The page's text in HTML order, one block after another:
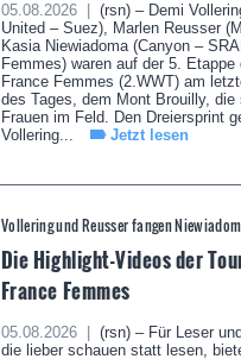
05.08.2026 |
(rsn) – Demi
United – Suez), Marlen Reusser
Kasia Niewiadoma (Canyon –
Femmes) waren auf der 5. Etappe
France Femmes (2.WWT) am
des Tages, dem Mont Brouilly, die
Frauen im Feld. Den Dreiersprint
Vollering...
Jetzt lesen
Vollering und Reusser fangen
Die Highlight-Videos der
France Femmes
05.08.2026 |
(rsn) – Für Leser
die lieber schauen statt lesen,